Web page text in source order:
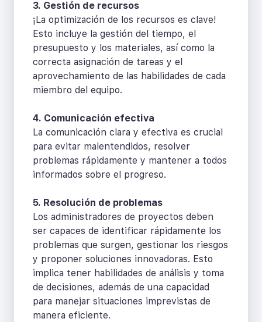
3. Gestión de recursos
¡La optimización de los recursos es clave!
Esto incluye la gestión del tiempo, el
presupuesto y los materiales, así como la
correcta asignación de tareas y el
aprovechamiento de las habilidades de cada
miembro del equipo.
4. Comunicación efectiva
La comunicación clara y efectiva es crucial
para evitar malentendidos, resolver
problemas rápidamente y mantener a todos
informados sobre el progreso.
5. Resolución de problemas
Los administradores de proyectos deben
ser capaces de identificar rápidamente los
problemas que surgen, gestionar los riesgos
y proponer soluciones innovadoras. Esto
implica tener habilidades de análisis y toma
de decisiones, además de una capacidad
para manejar situaciones imprevistas de
manera eficiente.